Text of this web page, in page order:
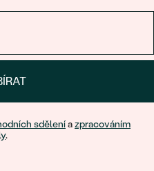
sděleníazpracováním
.